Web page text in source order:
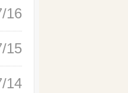
16
15
14